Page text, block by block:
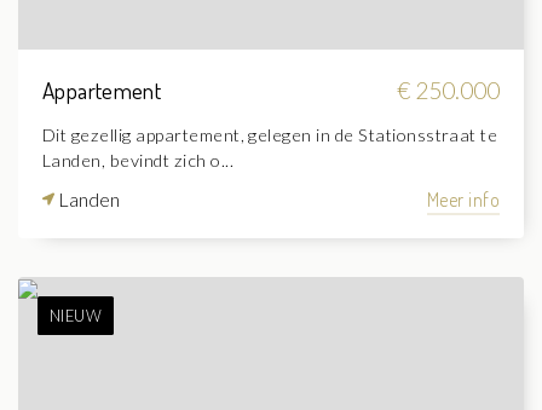
Appartement € 250.000
Dit gezellig appartement, gelegen in de Stationsstraat te
Landen, bevindt zich o...
Landen Meer info
NIEUW